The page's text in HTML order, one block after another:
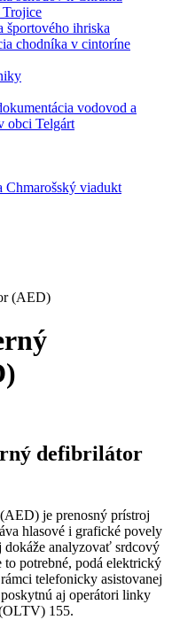
Trojice
športového ihriska
chodníka v cintoríne
vodovod a
obci Telgárt
Chmarošský viadukt
(AED)
defibrilátor
je prenosný prístroj
hlasové i grafické povely
analyzovať srdcový
potrebné, podá elektrický
telefonicky asistovanej
aj operátori linky
155.